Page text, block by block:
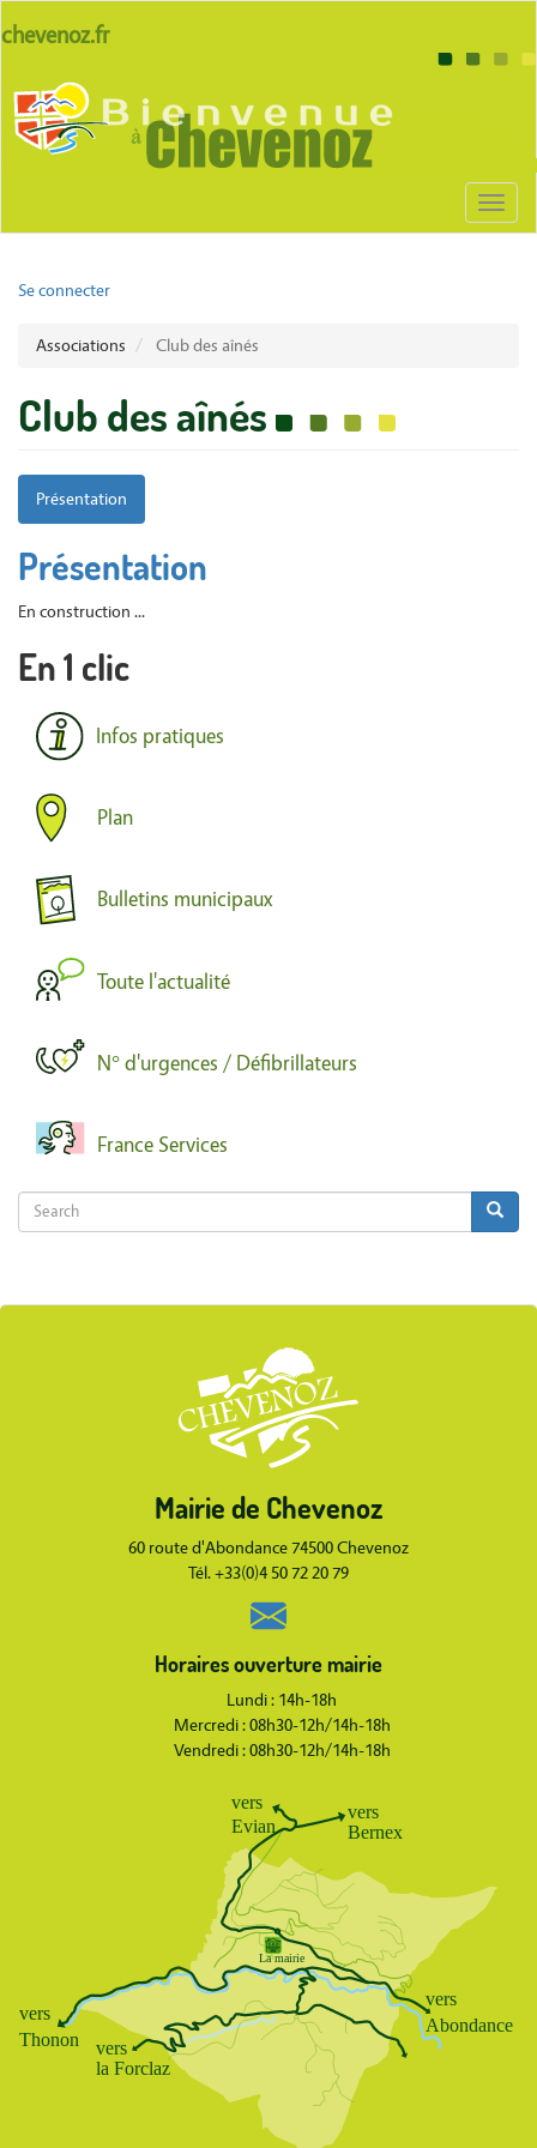
au
principal
lien
chevenoz
chevenoz.fr
Toggle
User
menu
Se connecter
Associations Club des aînés
Club des aînés
Présentation
Présentation
En construction ...
En 1 clic
Infos pratiques
Plan
Bulletins municipaux
Toute l'actualité
N° d'urgences / Défibrillateurs
France Services
Search
Search Search
Mairie de Chevenoz
60 route d'Abondance 74500 Chevenoz
Tél. +33(0)4 50 72 20 79
Horaires ouverture mairie
Lundi : 14h-18h
Mercredi : 08h30-12h/14h-18h
Vendredi : 08h30-12h/14h-18h